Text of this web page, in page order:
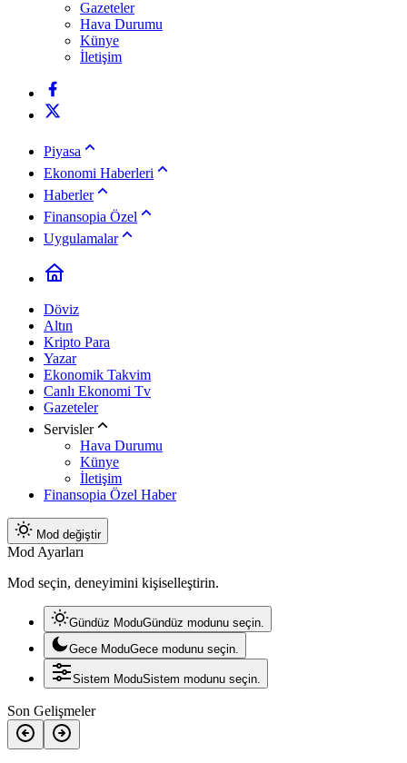
Gazeteler
Hava Durumu
Künye
İletişim
Piyasa
Ekonomi Haberleri
Haberler
Finansopia Özel
Uygulamalar
Döviz
Altın
Kripto Para
Yazar
Ekonomik Takvim
Canlı Ekonomi Tv
Gazeteler
Servisler
Hava Durumu
Künye
İletişim
Finansopia Özel Haber
Mod değiştir
Mod Ayarları
Mod seçin, deneyimini kişiselleştirin.
Gündüz ModuGündüz modunu seçin.
Gece ModuGece modunu seçin.
Sistem ModuSistem modunu seçin.
Son Gelişmeler